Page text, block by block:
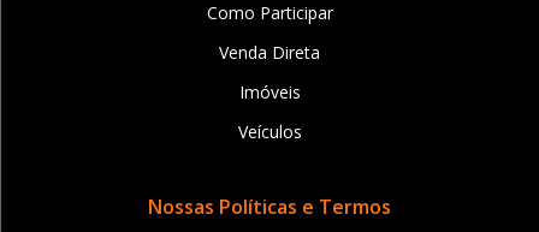
Como Participar
Venda Direta
Imóveis
Veículos
Nossas Políticas e Termos